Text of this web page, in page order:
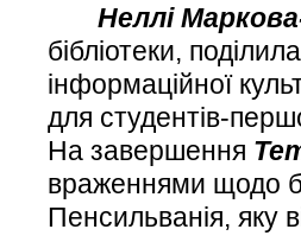
Неллі
бібліотеки,
інформаційної
для студентів-
На завершення
враженнями щодо
Пенсильванія, яку